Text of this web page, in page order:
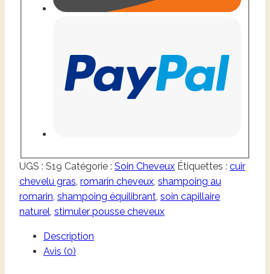
UGS : S19 Catégorie : Soin Cheveux Étiquettes : cuir
chevelu gras romarin cheveux shampoing au
romarin shampoing équilibrant soin capillaire
naturel stimuler pousse cheveux
Description
Avis (0)